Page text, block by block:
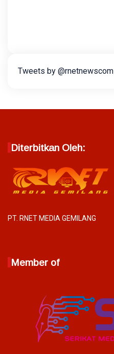
Tweets by @rnetnewscom
Diterbitkan Oleh:
PT. RNET MEDIA GEMILANG
Member of